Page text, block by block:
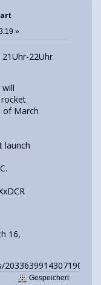
»
22Uhr
will
of March
launch
16,
Gespeichert